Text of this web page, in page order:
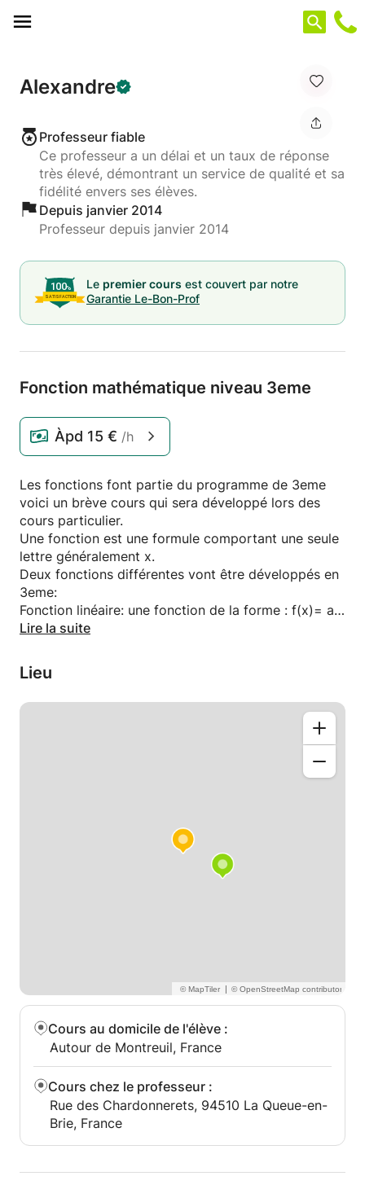
Alexandre
Professeur fiable
Ce professeur a un délai et un taux de réponse
très élevé, démontrant un service de qualité et sa
fidélité envers ses élèves.
Depuis janvier 2014
Professeur depuis janvier 2014
Le premier cours est couvert par notre
Garantie Le-Bon-Prof
Fonction mathématique niveau 3eme
Àpd 15 € /h
Les fonctions font partie du programme de 3eme
voici un brève cours qui sera développé lors des
cours particulier.
Une fonction est une formule comportant une seule
lettre généralement x.
Deux fonctions différentes vont être développés en
3eme:
Fonction linéaire: une fonction de la forme : f(x)= ax
ex: 3x est une fonction affine.
remplacer x par une valeur, l'image de 3 par la
fonction f(x)=3x est f(3)=9. On dit l'image de 3 par
la fonction f(x) est 9 et 9 est l'antécédent de 3.
permet de faire des graphes à la suite des résultats
Pour une fonction affine de la forme f(x)=ax+b sa
droite d'équation est: y= ax+b, a est le coefficient
Lire la suite
Lieu
|
Cours au domicile de l'élève :
Autour de Montreuil, France
Cours chez le professeur :
Rue des Chardonnerets, 94510 La Queue-en-
Brie, France